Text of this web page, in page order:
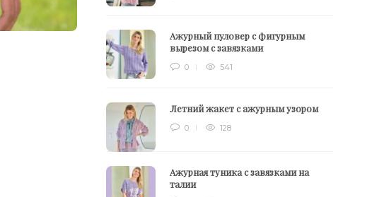
Ажурный пуловер с фигурным
вырезом с завязками
0 541
Летний жакет с ажурным узором
0 128
Ажурная туника с завязками на
талии